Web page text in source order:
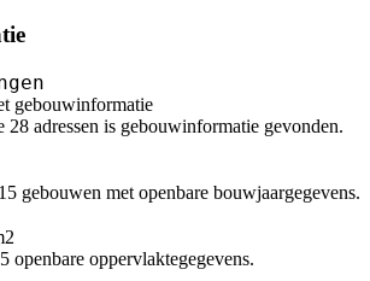
gebouwinformatie
28 adressen is gebouwinformatie gevonden.
gebouwen met openbare bouwjaargegevens.
openbare oppervlaktegegevens.